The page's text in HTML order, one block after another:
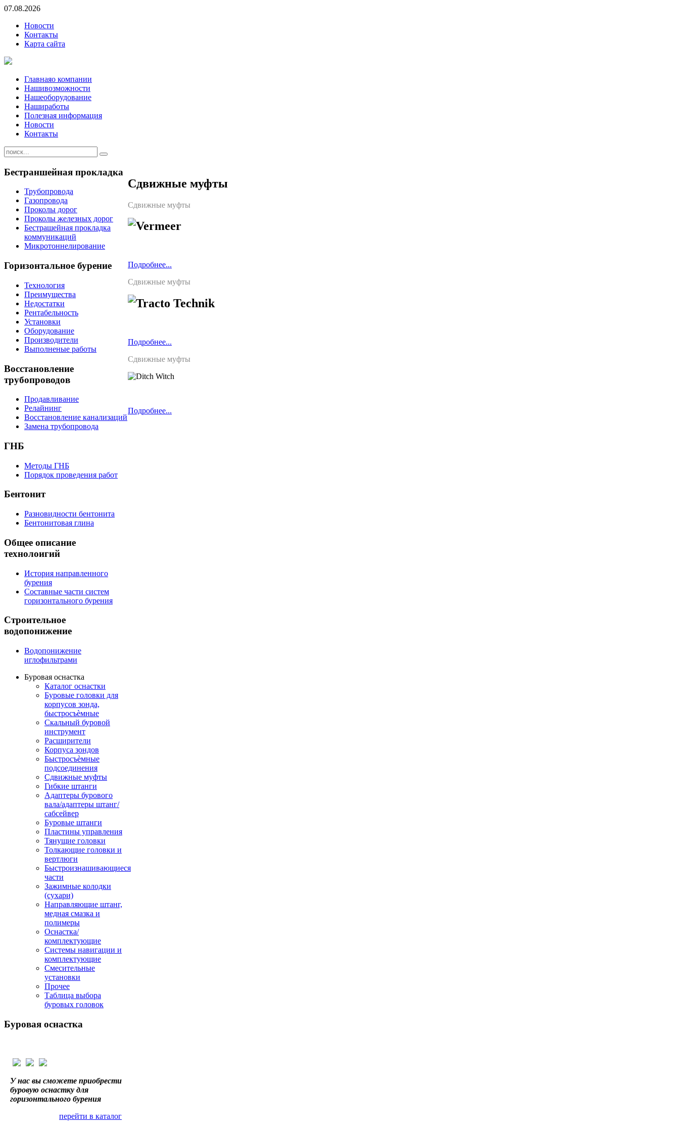
07.08.2026
Новости
Контакты
Карта сайта
Главнаяо компании
Нашивозможности
Нашеоборудование
Нашиработы
Полезная информация
Новости
Контакты
Сдвижные муфты
Сдвижные муфты
Vermeer
Подробнее...
Сдвижные муфты
Tracto Technik
Подробнее...
Сдвижные муфты
Ditch Witch
Подробнее...
Бестраншейная прокладка
Трубопровода
Газопровода
Проколы дорог
Проколы железных дорог
Бестрашейная прокладка
коммуникаций
Микротоннелирование
Горизонтальное бурение
Технология
Преимущества
Недостатки
Рентабельность
Установки
Оборудование
Производители
Выполненые работы
Восстановление
трубопроводов
Продавливание
Релайнинг
Восстановление канализаций
Замена трубопровода
ГНБ
Методы ГНБ
Порядок проведения работ
Бентонит
Разновидности бентонита
Бентонитовая глина
Общее описание
технолоигий
История направленного
бурения
Составные части систем
горизонтального бурения
Строительное
водопонижение
Водопонижение
иглофильтрами
Буровая оснастка
Каталог оснастки
Буровые головки для
корпусов зонда,
быстросъѐмные
Скальный буровой
инструмент
Расширители
Корпуса зондов
Быстросъѐмные
подсоединения
Сдвижные муфты
Гибкие штанги
Адаптеры бурового
вала/адаптеры штанг/
сабсейвер
Буровые штанги
Пластины управления
Тянущие головки
Толкающие головки и
вертлюги
Быстроизнашивающиеся
части
Зажимные колодки
(сухари)
Направляющие штанг,
медная смазка и
полимеры
Оснастка/
комплектующие
Системы навигации и
комплектующие
Смесительные
установки
Прочее
Таблица выбора
буровых головок
Буровая оснастка
У нас вы сможете приобрести
буровую оснастку для
горизонтального бурения
перейти в каталог